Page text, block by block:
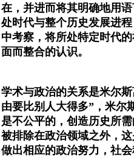
在，并进而将其明确地用
处时代与整个历史发展进
中考察，将所处特定时代
面而整合的认识。
学术与政治的关系是米尔
由要比别人大得多”，米尔
是不公平的，创造历史所
被排除在政治领域之外，
做出相应的政治努力，社